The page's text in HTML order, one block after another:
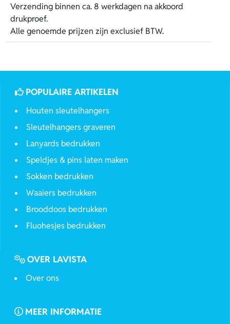
Verzending binnen ca. 8 werkdagen na akkoord
drukproef.
Alle genoemde prijzen zijn exclusief BTW.
POPULAIRE ARTIKELEN
Houten sleutelhangers
Sleutelhangers graveren
Lanyards bedrukken
Speldjes & pins laten maken
Sokken bedrukken
Waaiers bedrukken
Brooddoos bedrukken
Fluohesjes bedrukken
OVER LAVISTA
Over ons
MEER INFORMATIE